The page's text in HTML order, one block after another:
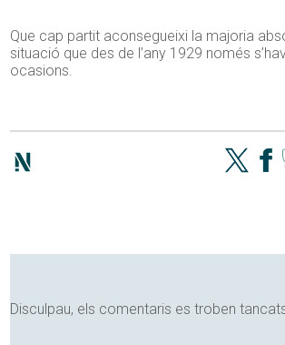
Que cap partit aconsegueixi la majoria
situació que des de l’any 1929 només
ocasions.
Disculpau, els comentaris es troben